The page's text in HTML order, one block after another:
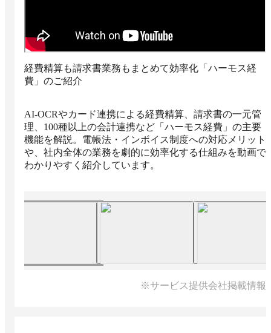
経費精算も請求書業務もまとめて効率化「ハーモス経
費」のご紹介
AI-OCRやカード連携による経費精算、請求書の一元管
理、100種以上の会計連携など「ハーモス経費」の主要
機能を解説。電帳法・インボイス制度への対応メリット
や、社内全体の業務を劇的に効率化する仕組みを動画で
わかりやすく紹介しています。
※サービス提供会社掲載情報